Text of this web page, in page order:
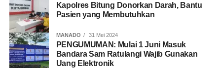
Kapolres Bitung Donorkan Darah, Bantu
Pasien yang Membutuhkan
MANADO 31 Mei 2024
PENGUMUMAN: Mulai 1 Juni Masuk
Bandara Sam Ratulangi Wajib Gunakan
Uang Elektronik